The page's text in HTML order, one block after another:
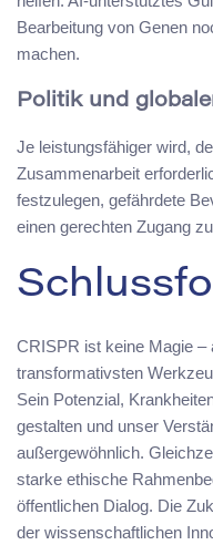
Bearbeitung von Genen
machen.
Politik und
Je leistungsfähiger wird,
Zusammenarbeit
festzulegen, gefährdete
einen gerechten Zugang
CRISPR ist keine Magie –
transformativsten
Sein Potenzial,
gestalten und unser
außergewöhnlich.
starke ethische
öffentlichen Dialog. Die
der wissenschaftlichen